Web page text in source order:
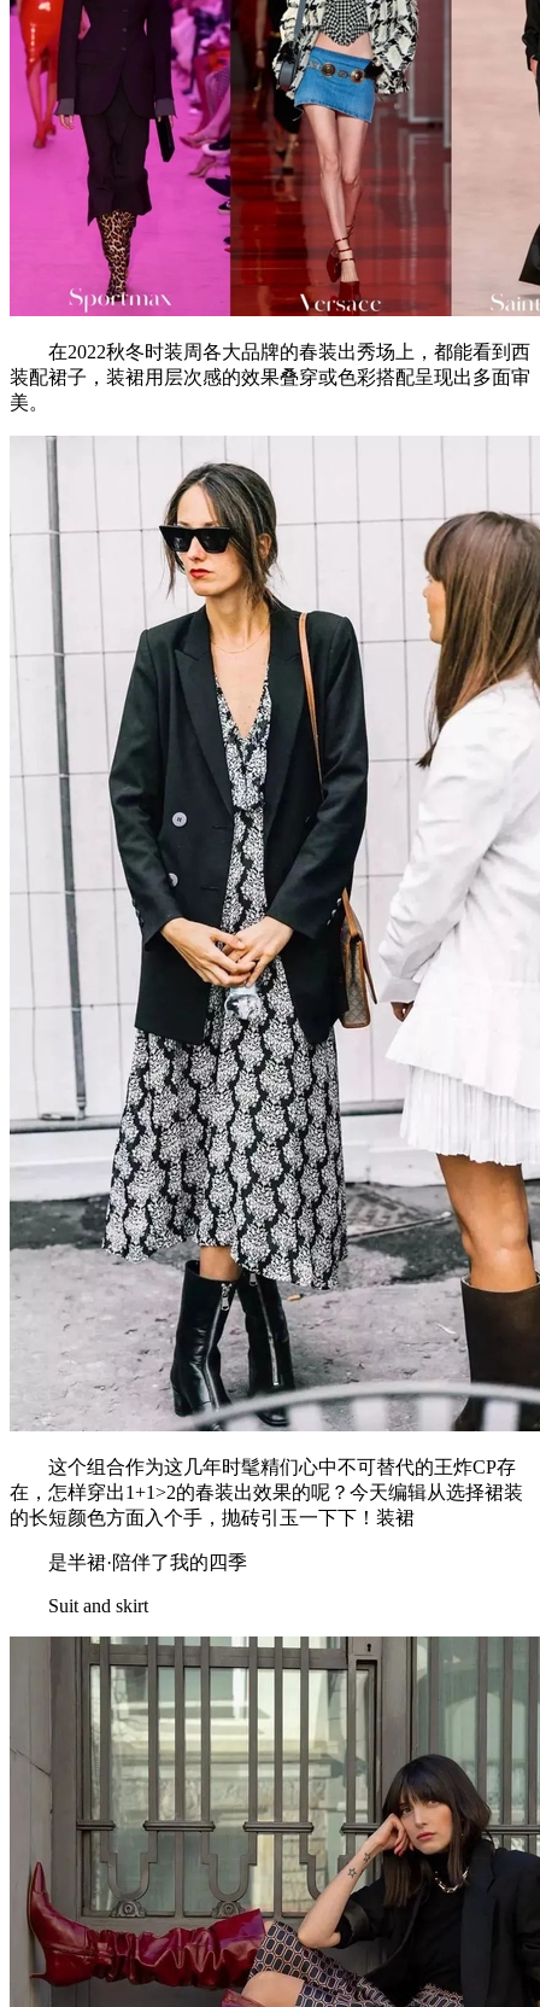
在2022秋冬时装周各大品牌的春装出秀场上，都能看到西
装配裙子，装裙用层次感的效果叠穿或色彩搭配呈现出多面审
美。
这个组合作为这几年时髦精们心中不可替代的王炸CP存
在，怎样穿出1+1>2的春装出效果的呢？今天编辑从选择裙装
的长短颜色方面入个手，抛砖引玉一下下！装裙
是半裙·陪伴了我的四季
Suit and skirt